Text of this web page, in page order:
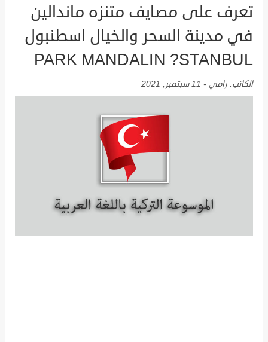
تعرف على مصايف متنزه ماندالين
في مدينة السحر والخيال اسطنبول
PARK MANDALIN ?STANBUL
الكاتب: رامي - 11 سبتمبر, 2021